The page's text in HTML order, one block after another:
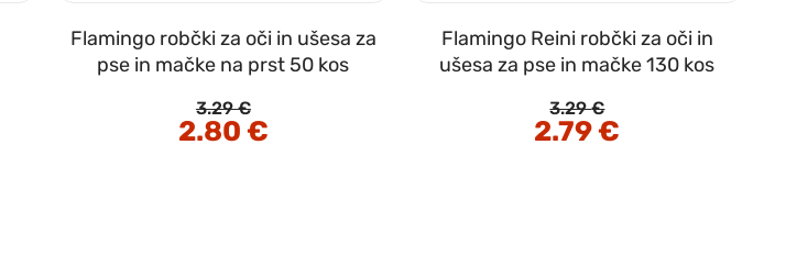
Flamingo robčki za oči in ušesa za
pse in mačke na prst 50 kos
3.29€
Izvirna
cena
2.80 €Trenutna
cena
Flamingo Reini robčki za oči in
ušesa za pse in mačke 130 kos
3.29€
Izvirna
cena
2.79€